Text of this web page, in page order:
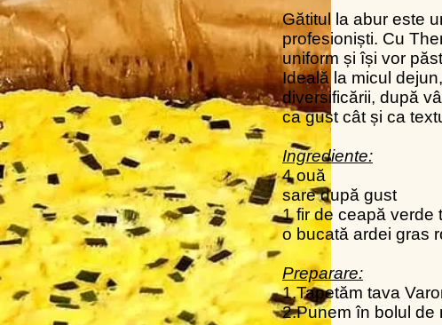
Gătitul la abur este
profesioniști. Cu
uniform și își vor
Ideală la micul
diversificării, după
ca gust cât și ca
Ingrediente:
4 ouă
sare după gust
1 fir de ceapă verde
o bucată ardei gras
Preparare:
1.Tapetăm tava
2.Punem în bolul de